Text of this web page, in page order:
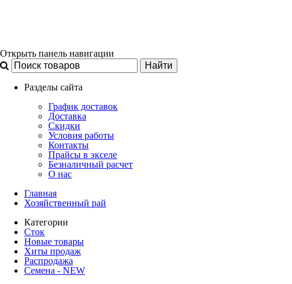
Открыть панель навигации
Разделы сайта
График доставок
Доставка
Скидки
Условия работы
Контакты
Прайсы в экселе
Безналичный расчет
О нас
Главная
Хозяйственный рай
Категории
Сток
Новые товары
Хиты продаж
Распродажа
Семена - NEW